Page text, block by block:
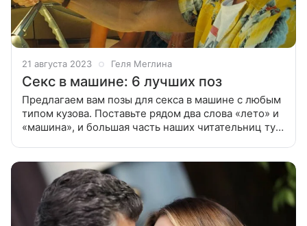
21 августа 2023 Геля Меглина
Секс в машине: 6 лучших поз
Предлагаем вам позы для секса в машине с любым
типом кузова. Поставьте рядом два слова «лето» и
«машина», и большая часть наших читательниц тут